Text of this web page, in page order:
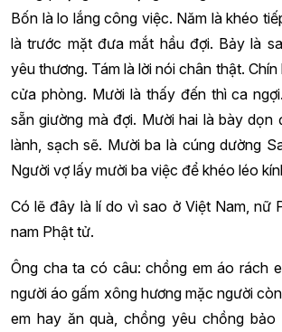
Bốn là lo lắng công việc. Năm là khéo
là trước mặt đưa mắt hầu đợi. Bảy là
yêu thương. Tám là lời nói chân thật.
cửa phòng. Mười là thấy đến thì ca
sẵn giường mà đợi. Mười hai là bày dọn
lành, sạch sẽ. Mười ba là cúng dường
Người vợ lấy mười ba việc để khéo léo
Có lẽ đây là lí do vì sao ở Việt Nam, nữ
nam Phật tử.
Ông cha ta có câu: chồng em áo rách
người áo gấm xông hương mặc người
em hay ăn quà, chồng yêu chồng bảo